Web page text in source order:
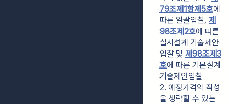
79조제1항제5호에
따른 일괄입찰, 제
98조제2호에 따른
실시설계 기술제안
입찰 및 제98조제3
호에 따른 기본설계
기술제안입찰
2. 예정가격의 작성
을 생략할 수 있는